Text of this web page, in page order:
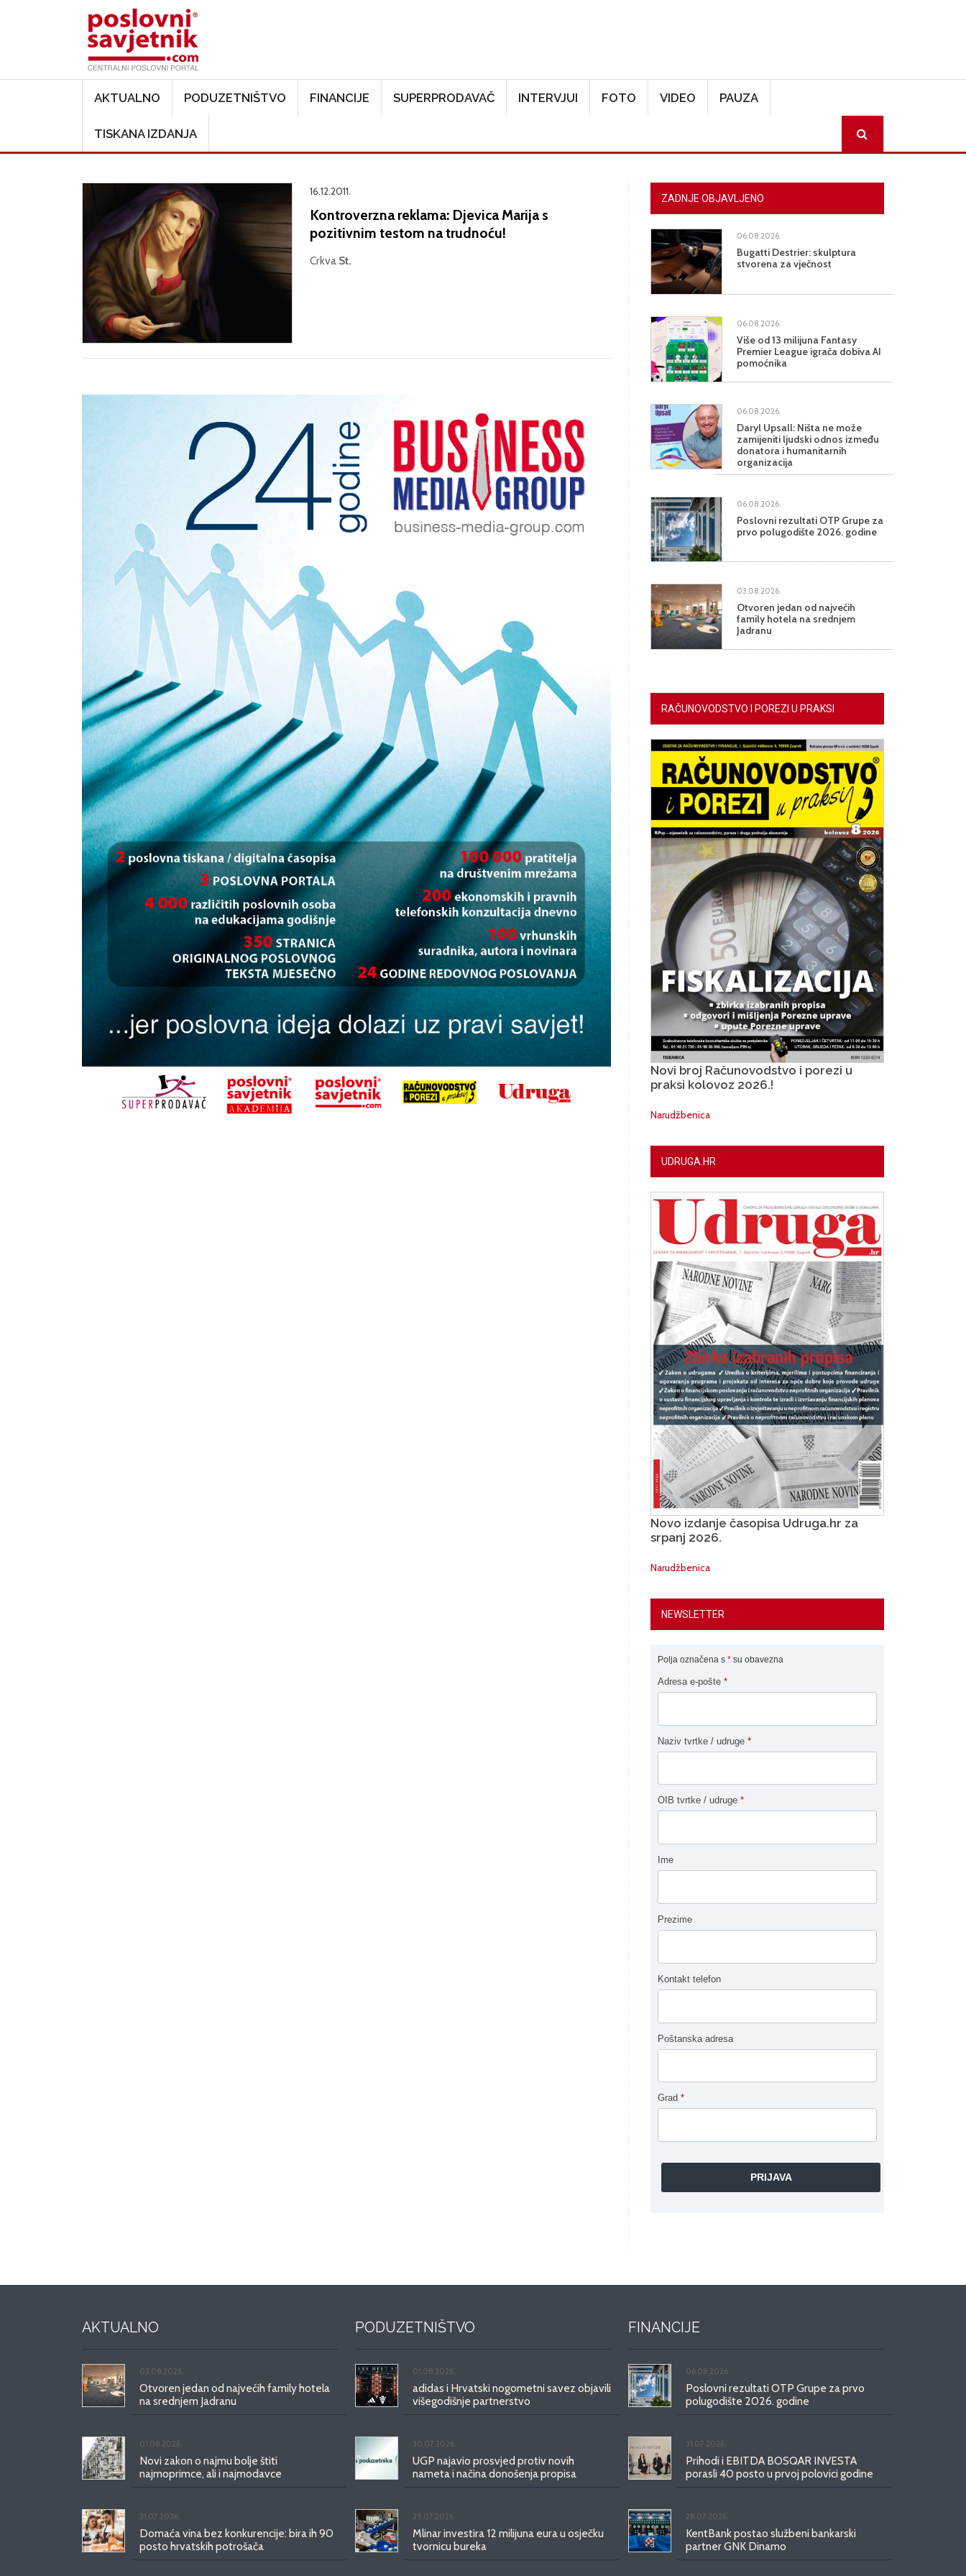
AKTUALNO PODUZETNIŠTVO FINANCIJE SUPERPRODAVAČ INTERVJUI FOTO VIDEO PAUZA
TISKANA IZDANJA
16.12.2011.
Kontroverzna reklama: Djevica Marija s
pozitivnim testom na trudnoću!
Crkva St.
ZADNJE OBJAVLJENO
06.08.2026.
Bugatti Destrier: skulptura
stvorena za vječnost
06.08.2026.
Više od 13 milijuna Fantasy
Premier League igrača dobiva AI
pomoćnika
06.08.2026.
Daryl Upsall: Ništa ne može
zamijeniti ljudski odnos između
donatora i humanitarnih
organizacija
06.08.2026.
Poslovni rezultati OTP Grupe za
prvo polugodište 2026. godine
03.08.2026.
Otvoren jedan od najvećih
family hotela na srednjem
Jadranu
RAČUNOVODSTVO I POREZI U PRAKSI
Novi broj Računovodstvo i porezi u
praksi kolovoz 2026.!
Narudžbenica
UDRUGA.HR
Novo izdanje časopisa Udruga.hr za
srpanj 2026.
Narudžbenica
NEWSLETTER
Polja označena s * su obavezna
Adresa e-pošte *
Naziv tvrtke / udruge *
OIB tvrtke / udruge *
Ime
Prezime
Kontakt telefon
Poštanska adresa
Grad *
AKTUALNO
03.08.2026.
Otvoren jedan od najvećih family hotela
na srednjem Jadranu
01.08.2026.
Novi zakon o najmu bolje štiti
najmoprimce, ali i najmodavce
31.07.2026.
Domaća vina bez konkurencije: bira ih 90
posto hrvatskih potrošača
PODUZETNIŠTVO
01.08.2026.
adidas i Hrvatski nogometni savez objavili
višegodišnje partnerstvo
30.07.2026.
UGP najavio prosvjed protiv novih
nameta i načina donošenja propisa
29.07.2026.
Mlinar investira 12 milijuna eura u osječku
tvornicu bureka
FINANCIJE
06.08.2026.
Poslovni rezultati OTP Grupe za prvo
polugodište 2026. godine
31.07.2026.
Prihodi i EBITDA BOSQAR INVESTA
porasli 40 posto u prvoj polovici godine
28.07.2026.
KentBank postao službeni bankarski
partner GNK Dinamo